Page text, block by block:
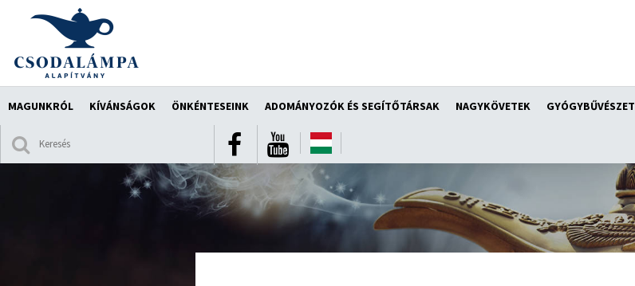
MAGUNKRÓL KÍVÁNSÁGOK ÖNKÉNTESEINK ADOMÁNYOZÓK ÉS SEGÍTŐTÁRSAK NAGYKÖVETEK GYÓGYBŰVÉSZET